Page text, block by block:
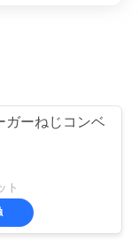
ガーねじコンベ
ト